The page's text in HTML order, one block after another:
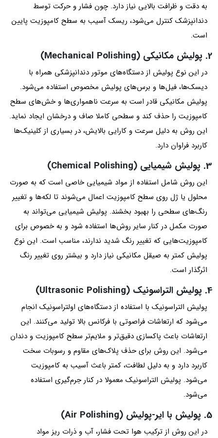
به دقت و ظرافت بالایی نیاز دارد. چون فشار و حرکت توسط
دندانپزشک کنترل می‌شود، ریسک آسیب به سطح کامپوزیت پایین
است.
2. پولیش مکانیکی (Mechanical Polishing)
در این نوع پولیش از دستگاه‌های موتور دندانپزشکی همراه با
دیسک‌ها، فیل‌ها و برس‌های پولیش مخصوص استفاده می‌شود.
پولیش مکانیکی قادر است به سرعت ناهمواری‌ها و خش‌های سطح
کامپوزیت را حذف کند و سطحی کاملا صاف و درخشان ایجاد نماید.
این روش به دلیل سرعت و کارایی بالایش، در بسیاری از کلینیک‌ها
کاربرد فراوان دارد.
3. پولیش شیمیایی (Chemical Polishing)
این روش شامل استفاده از مواد شیمیایی خاصی است که به صورت
محلول یا ژل روی سطح کامپوزیت اعمال می‌شوند تا لکه‌ها و تغییر
رنگ‌های سطحی را بهبود بخشند. پولیش شیمیایی می‌تواند به
صورت مکمل در کنار سایر روش‌ها استفاده شود و به خصوص برای
کامپوزیت‌هایی که تغییر رنگ شدید ندارند، مناسب است. این نوع
پولیش کمتر به صیقل مکانیکی نیاز دارد و بیشتر روی تغییر رنگ
اثرگذار است.
4. پولیش التراسونیک (Ultrasonic Polishing)
پولیش التراسونیک با استفاده از دستگاه‌های اولتراسونیک انجام
می‌شود که ارتعاشات فراصوتی با فرکانس بالا تولید می‌کنند. این
ارتعاشات باعث پاکسازی دقیق‌تر و ملایم‌تر سطح کامپوزیت و دندان
می‌شود. این روش برای حذف پلاک‌های مقاوم و رسوبات سخت
کاربرد دارد و به دلیل لطافت، کمتر باعث آسیب به کامپوزیت
می‌شود. پولیش التراسونیک معمولا در کنار جرم‌گیری استفاده
می‌شود.
5. پولیش با ایر-پولیش (Air Polishing)
در این روش از ترکیب هوا تحت فشار، آب و ذرات ریز مواد